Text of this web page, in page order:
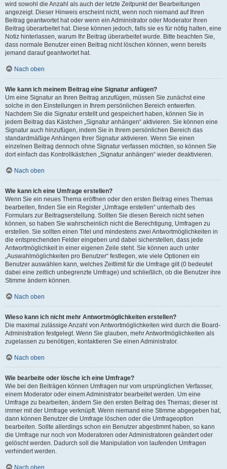
wird sowohl die Anzahl als auch der letzte Zeitpunkt der Bearbeitungen
angezeigt. Dieser Hinweis erscheint nicht, wenn noch niemand auf Ihren
Beitrag geantwortet hat oder wenn ein Administrator oder Moderator Ihren
Beitrag überarbeitet hat. Diese können jedoch, falls sie es für nötig halten, eine
Notiz hinterlassen, warum Ihr Beitrag überarbeitet wurde. Bitte beachten Sie,
dass normale Benutzer einen Beitrag nicht löschen können, wenn bereits
jemand darauf geantwortet hat.
Nach oben
Wie kann ich meinem Beitrag eine Signatur anfügen?
Um eine Signatur an Ihren Beitrag anzufügen, müssen Sie zunächst eine
solche in den Einstellungen in Ihrem persönlichen Bereich entwerfen.
Nachdem Sie die Signatur erstellt und gespeichert haben, können Sie in
jedem Beitrag das Kästchen „Signatur anhängen“ aktivieren. Sie können eine
Signatur auch hinzufügen, indem Sie in Ihrem persönlichen Bereich das
standardmäßige Anhängen Ihrer Signatur aktivieren. Wenn Sie einen
einzelnen Beitrag dennoch ohne Signatur verfassen möchten, so können Sie
dort einfach das Kontrollkästchen „Signatur anhängen“ wieder deaktivieren.
Nach oben
Wie kann ich eine Umfrage erstellen?
Wenn Sie ein neues Thema eröffnen oder den ersten Beitrag eines Themas
bearbeiten, finden Sie ein Register „Umfrage erstellen“ unterhalb des
Formulars zur Beitragserstellung. Sollten Sie diesen Bereich nicht sehen
können, so haben Sie wahrscheinlich nicht die Berechtigung, Umfragen zu
erstellen. Sie sollten einen Titel und mindestens zwei Antwortmöglichkeiten in
die entsprechenden Felder eingeben und dabei sicherstellen, dass jede
Antwortmöglichkeit in einer eigenen Zeile steht. Sie können auch unter
„Auswahlmöglichkeiten pro Benutzer“ festlegen, wie viele Optionen ein
Benutzer auswählen kann, welches Zeitlimit für die Umfrage gilt (0 bedeutet
dabei eine zeitlich unbegrenzte Umfrage) und schließlich, ob die Benutzer ihre
Stimme ändern können.
Nach oben
Wieso kann ich nicht mehr Antwortmöglichkeiten erstellen?
Die maximal zulässige Anzahl von Antwortmöglichkeiten wird durch die Board-
Administration festgelegt. Wenn Sie glauben, mehr Antwortmöglichkeiten als
zugelassen zu benötigen, kontaktieren Sie einen Administrator.
Nach oben
Wie bearbeite oder lösche ich eine Umfrage?
Wie bei den Beiträgen können Umfragen nur vom ursprünglichen Verfasser,
einem Moderator oder einem Administrator bearbeitet werden. Um eine
Umfrage zu bearbeiten, ändern Sie den ersten Beitrag des Themas; dieser ist
immer mit der Umfrage verknüpft. Wenn niemand eine Stimme abgegeben hat,
dann können Benutzer die Umfrage löschen oder die Umfrageoption
bearbeiten. Sollte allerdings schon ein Benutzer abgestimmt haben, so kann
die Umfrage nur noch von Moderatoren oder Administratoren geändert oder
gelöscht werden. Dadurch soll die Manipulation von laufenden Umfragen
verhindert werden.
Nach oben